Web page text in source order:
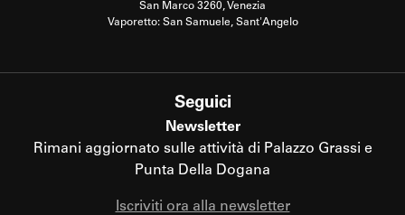
San Marco 3260, Venezia
Vaporetto: San Samuele, Sant'Angelo
Seguici
Newsletter
Rimani aggiornato sulle attività di Palazzo Grassi e
Punta Della Dogana
Iscriviti ora alla newsletter